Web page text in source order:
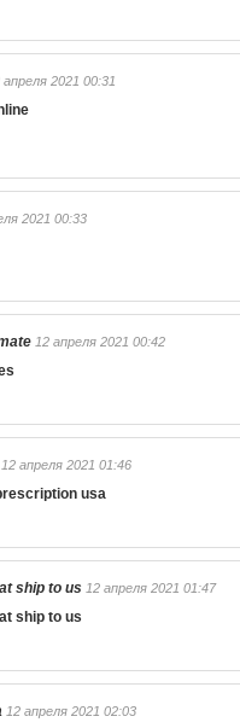
апреля 2021 00:31
2021 00:33
12 апреля 2021 00:42
12 апреля 2021 01:46
usa
ship to us 12 апреля 2021 01:47
ship to us
12 апреля 2021 02:03